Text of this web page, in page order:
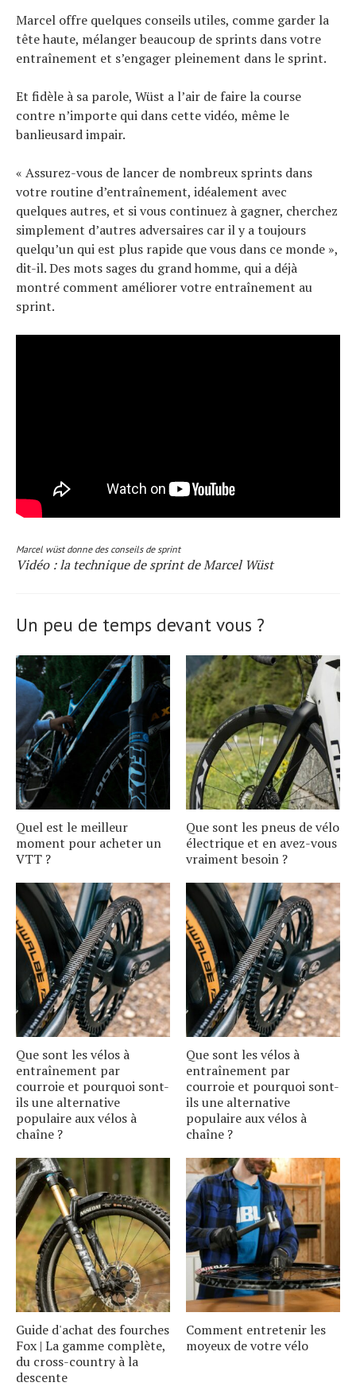
Marcel offre quelques conseils utiles, comme garder la
tête haute, mélanger beaucoup de sprints dans votre
entraînement et s’engager pleinement dans le sprint.
Et fidèle à sa parole, Wüst a l’air de faire la course
contre n’importe qui dans cette vidéo, même le
banlieusard impair.
« Assurez-vous de lancer de nombreux sprints dans
votre routine d’entraînement, idéalement avec
quelques autres, et si vous continuez à gagner, cherchez
simplement d’autres adversaires car il y a toujours
quelqu’un qui est plus rapide que vous dans ce monde »,
dit-il. Des mots sages du grand homme, qui a déjà
montré comment améliorer votre entraînement au
sprint.
Marcel wüst donne des conseils de sprint
Vidéo : la technique de sprint de Marcel Wüst
Un peu de temps devant vous ?
Quel est le meilleur
moment pour acheter un
VTT ?
Que sont les pneus de vélo
électrique et en avez-vous
vraiment besoin ?
Que sont les vélos à
entraînement par
courroie et pourquoi sont-
ils une alternative
populaire aux vélos à
chaîne ?
Que sont les vélos à
entraînement par
courroie et pourquoi sont-
ils une alternative
populaire aux vélos à
chaîne ?
Guide d'achat des fourches
Fox | La gamme complète,
du cross-country à la
descente
Comment entretenir les
moyeux de votre vélo